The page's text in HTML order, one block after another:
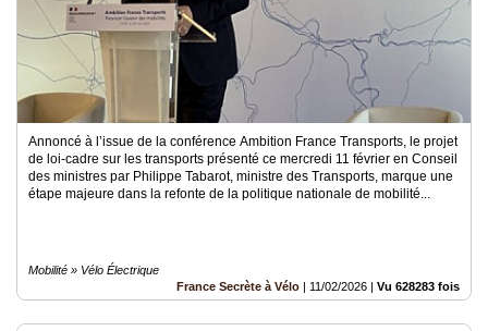
Annoncé à l’issue de la conférence Ambition France Transports, le projet
de loi-cadre sur les transports présenté ce mercredi 11 février en Conseil
des ministres par Philippe Tabarot, ministre des Transports, marque une
étape majeure dans la refonte de la politique nationale de mobilité...
Mobilité » Vélo Électrique
France Secrète à Vélo | 11/02/2026 | Vu 628283 fois